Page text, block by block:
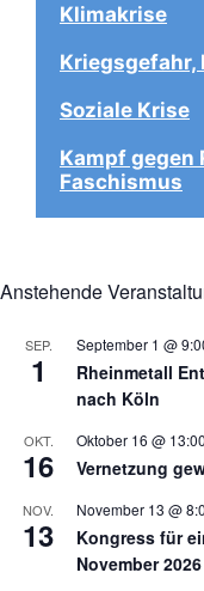
Klimakrise
Kriegsgefahr,
Soziale Krise
Kampf gegen
Faschismus
Anstehende
SEP.
1
September 1 @
Rheinmetall
nach Köln
OKT.
16
Oktober 16 @ 13:00
Vernetzung
NOV.
13
November 13 @
Kongress für
November 2026